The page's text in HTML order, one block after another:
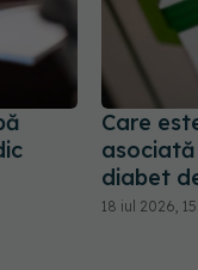
Care
asociată
diabet
18 iul 2026,